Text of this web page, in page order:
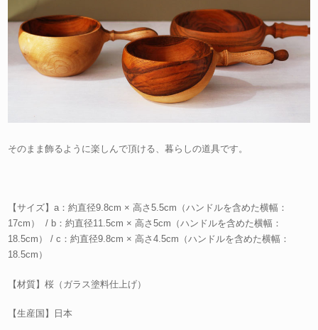
そのまま飾るように楽しんで頂ける、暮らしの道具です。
【サイズ】a：約直径9.8cm × 高さ5.5cm（ハンドルを含めた横幅：
17cm） / b：約直径11.5cm × 高さ5cm（ハンドルを含めた横幅：
18.5cm） / c：約直径9.8cm × 高さ4.5cm（ハンドルを含めた横幅：
18.5cm）
【材質】桜（ガラス塗料仕上げ）
【生産国】日本